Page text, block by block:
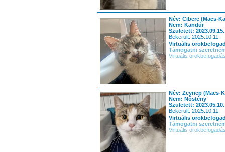
Név: Cibere (Macs-
Nem: Kandúr
Született: 2023.09.15.
Bekerült: 2025.10.11.
Virtuális
Támogatni
Virtuális
Név: Zeynep (Macs-
Nem: Nőstény
Született: 2023.05.10.
Bekerült: 2025.10.11.
Virtuális
Támogatni
Virtuális